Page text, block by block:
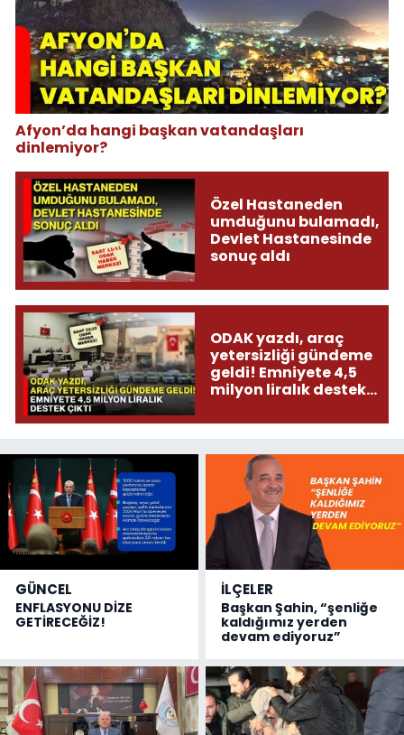
Afyon’da hangi başkan vatandaşları
dinlemiyor?
Özel Hastaneden
umduğunu bulamadı,
Devlet Hastanesinde
sonuç aldı
ODAK yazdı, araç
yetersizliği gündeme
geldi! Emniyete 4,5
milyon liralık destek
GÜNCEL
ENFLASYONU DİZE
GETİRECEĞİZ!
İLÇELER
Başkan Şahin, “şenliğe
kaldığımız yerden
devam ediyoruz”